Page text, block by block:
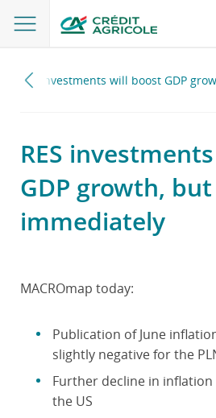
RES investments will boost GDP
RES
GDP growth,
immediately
MACROmap today:
Publication of June
slightly negative for the
Further decline in
the US